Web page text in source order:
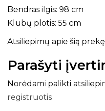
Bendras ilgis: 98 cm
Klubų plotis: 55 cm
Atsiliepimų apie šią
Parašyti
Norėdami palikti
registruotis